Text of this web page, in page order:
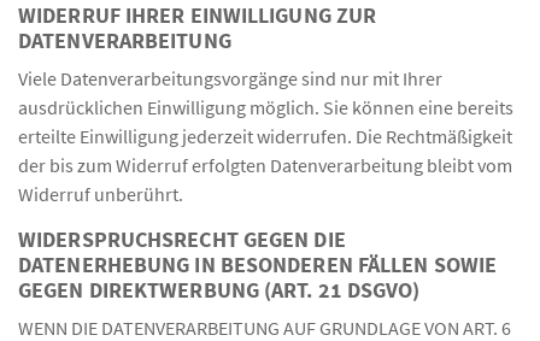
WIDERRUF IHRER EINWILLIGUNG ZUR
DATENVERARBEITUNG
Viele Datenverarbeitungsvorgänge sind nur mit Ihrer
ausdrücklichen Einwilligung möglich. Sie können eine bereits
erteilte Einwilligung jederzeit widerrufen. Die Rechtmäßigkeit
der bis zum Widerruf erfolgten Datenverarbeitung bleibt vom
Widerruf unberührt.
WIDERSPRUCHSRECHT GEGEN DIE
DATENERHEBUNG IN BESONDEREN FÄLLEN SOWIE
GEGEN DIREKTWERBUNG (ART. 21 DSGVO)
WENN DIE DATENVERARBEITUNG AUF GRUNDLAGE VON ART. 6